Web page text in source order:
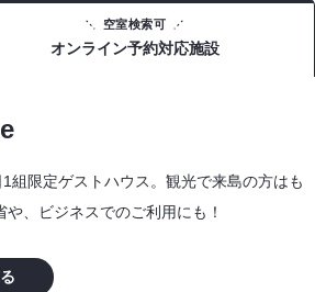
空室検索可
オンライン予約対応施設
組限定ゲストハウス。観光で来島の方はも
、ビジネスでのご利用にも！